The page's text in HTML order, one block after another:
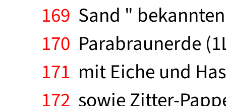
169 Sand "
170 Parabraunerde
171 mit Eiche und